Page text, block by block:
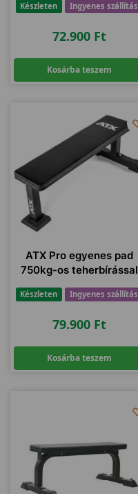
Készleten Ingyenes szállítás
72.900 Ft
Kosárba teszem
ATX Pro egyenes pad
750kg-os teherbírással
Készleten Ingyenes szállítás
79.900 Ft
Kosárba teszem